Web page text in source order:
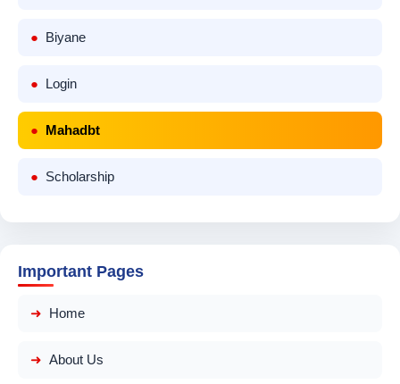
Biyane
Login
Mahadbt
Scholarship
Important Pages
Home
About Us